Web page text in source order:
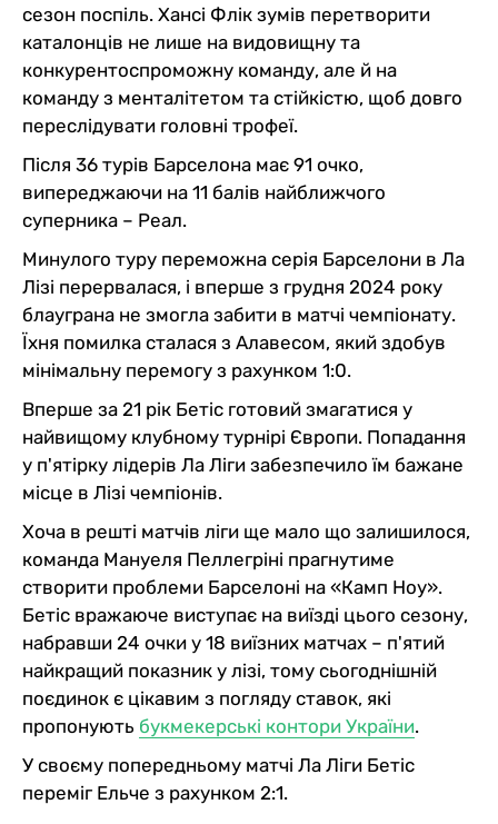
сезон поспіль. Хансі Флік зумів перетворити
каталонців не лише на видовищну та
конкурентоспроможну команду, але й на
команду з менталітетом та стійкістю, щоб довго
переслідувати головні трофеї.
Після 36 турів Барселона має 91 очко,
випереджаючи на 11 балів найближчого
суперника – Реал.
Минулого туру переможна серія Барселони в Ла
Лізі перервалася, і вперше з грудня 2024 року
блауграна не змогла забити в матчі чемпіонату.
Їхня помилка сталася з Алавесом, який здобув
мінімальну перемогу з рахунком 1:0.
Вперше за 21 рік Бетіс готовий змагатися у
найвищому клубному турнірі Європи. Попадання
у п'ятірку лідерів Ла Ліги забезпечило їм бажане
місце в Лізі чемпіонів.
Хоча в решті матчів ліги ще мало що залишилося,
команда Мануеля Пеллегріні прагнутиме
створити проблеми Барселоні на «Камп Ноу».
Бетіс вражаюче виступає на виїзді цього сезону,
набравши 24 очки у 18 виїзних матчах – п'ятий
найкращий показник у лізі, тому сьогоднішній
поєдинок є цікавим з погляду ставок, які
пропонують букмекерські контори України.
У своєму попередньому матчі Ла Ліги Бетіс
переміг Ельче з рахунком 2:1.